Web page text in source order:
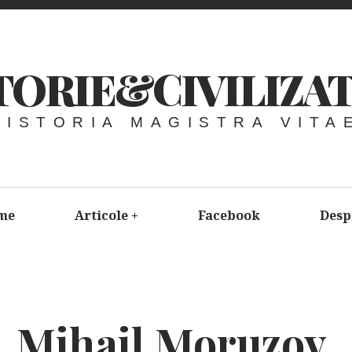
MAGISTRA VITAE
Articole + Facebook